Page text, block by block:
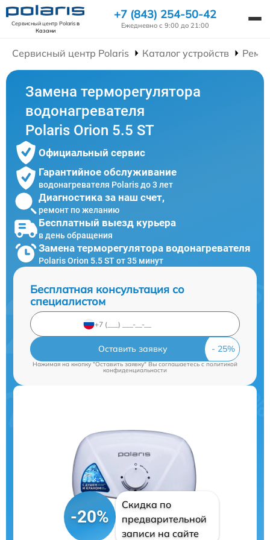
Сервисный центр Polarisв
Казани
+7 (843) 254-50-42
Ежедневно с 9:00 до 21:00
Сервисный центр Polaris Каталог устройств
Замена терморегулятора
водонагревателя
Polaris Orion 5.5 ST
Официальный сервис
Гарантийное обслуживание
водонагревателя Polaris до 3 лет
Диагностика за наш счет,
ремонт по желанию
Бесплатный выезд курьера
в день обращения
Замена терморегулятора водонагревателя
Polaris Orion 5.5 ST от 35 минут
Бесплатная консультация со
специалистом
Оставить заявку
Нажимая на кнопку "Оставить заявку" Вы соглашаетесь cполитикой
конфиденциальности
-20%
Скидка по
предварительной
записи на сайте